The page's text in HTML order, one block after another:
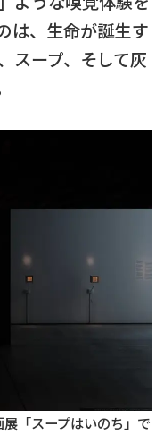
は、生命が誕生す
スープ、そして灰
「スープはいのち」で